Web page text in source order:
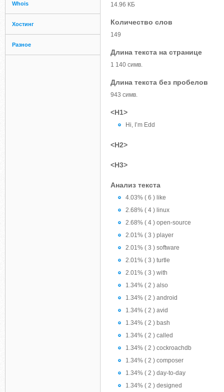
Whois
Хостинг
Разное
14.96 КБ
Количество слов
149
Длина текста на странице
1 140 симв.
Длина текста без пробелов
943 симв.
<H1>
Hi, I’m Edd
<H2>
<H3>
Анализ текста
4.03% ( 6 ) like
2.68% ( 4 ) linux
2.68% ( 4 ) open-source
2.01% ( 3 ) player
2.01% ( 3 ) software
2.01% ( 3 ) turtle
2.01% ( 3 ) with
1.34% ( 2 ) also
1.34% ( 2 ) android
1.34% ( 2 ) avid
1.34% ( 2 ) bash
1.34% ( 2 ) called
1.34% ( 2 ) cockroachdb
1.34% ( 2 ) composer
1.34% ( 2 ) day-to-day
1.34% ( 2 ) designed